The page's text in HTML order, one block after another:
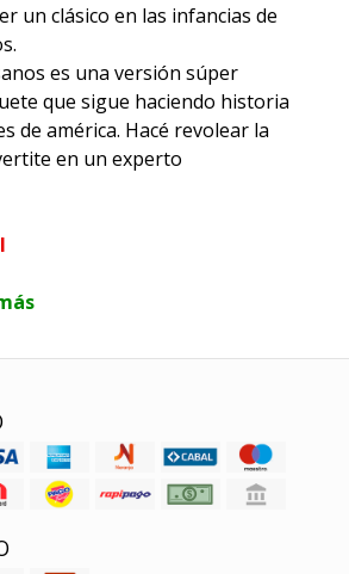
un clásico en las infancias de
es una versión súper
que sigue haciendo historia
de américa. Hacé revolear la
en un experto